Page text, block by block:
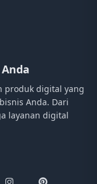
produk digital yang
Anda. Dari
layanan digital